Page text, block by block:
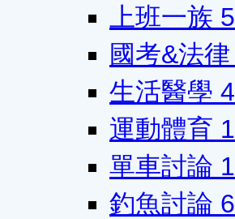
上班一族 5
國考&法律
生活醫學 4
運動體育 1
單車討論 1
釣魚討論 6